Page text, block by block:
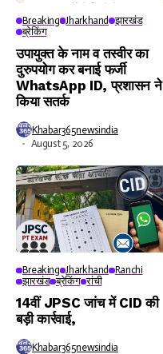
Breaking Jharkhand
झारखंड
ब्रेकिंग
उपायुक्त के नाम व तस्वीर का
दुरुपयोग कर बनाई फर्जी
WhatsApp ID, प्रशासन ने
किया सतर्क
Khabar365newsindia
August 5, 2026
Breaking Jharkhand
Ranchi
झारखंड ब्रेकिंग रांची
14वीं JPSC जांच में CID की
बड़ी कार्रवाई,
Khabar365newsindia